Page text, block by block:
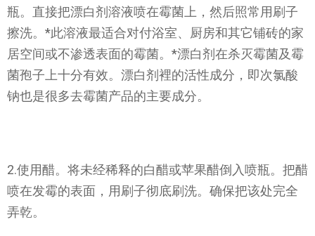
瓶。直接把漂白剂溶液喷在霉菌上，然后照常用刷子
擦洗。*此溶液最适合对付浴室、厨房和其它铺砖的家
居空间或不渗透表面的霉菌。*漂白剂在杀灭霉菌及霉
菌孢子上十分有效。漂白剂裡的活性成分，即次氯酸
钠也是很多去霉菌产品的主要成分。
2.使用醋。将未经稀释的白醋或苹果醋倒入喷瓶。把醋
喷在发霉的表面，用刷子彻底刷洗。确保把该处完全
弄乾。